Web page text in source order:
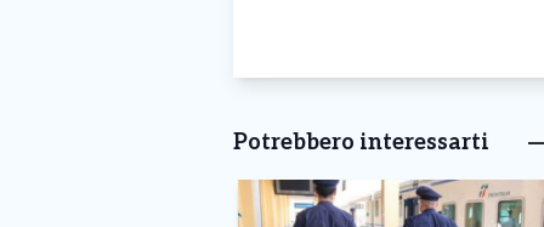
Potrebbero interessarti